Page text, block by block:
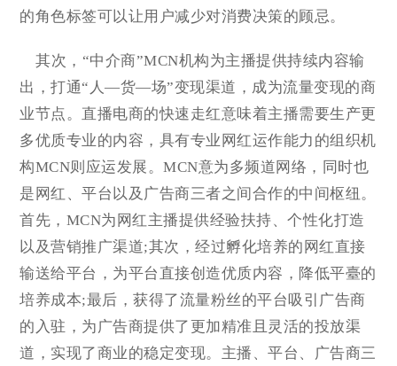
的角色标签可以让用户减少对消费决策的顾忌。
其次，“中介商”MCN机构为主播提供持续内容输
出，打通“人—货—场”变现渠道，成为流量变现的商
业节点。直播电商的快速走红意味着主播需要生产更
多优质专业的内容，具有专业网红运作能力的组织机
构MCN则应运发展。MCN意为多频道网络，同时也
是网红、平台以及广告商三者之间合作的中间枢纽。
首先，MCN为网红主播提供经验扶持、个性化打造
以及营销推广渠道;其次，经过孵化培养的网红直接
输送给平台，为平台直接创造优质内容，降低平臺的
培养成本;最后，获得了流量粉丝的平台吸引广告商
的入驻，为广告商提供了更加精准且灵活的投放渠
道，实现了商业的稳定变现。主播、平台、广告商三